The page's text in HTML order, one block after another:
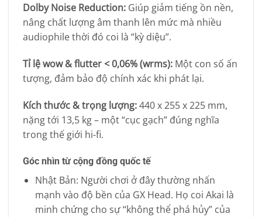
Dolby Noise Reduction: Giúp giảm tiếng ồn nền,
nâng chất lượng âm thanh lên mức mà nhiều
audiophile thời đó coi là “kỳ diệu”.
Tỉ lệ wow & flutter < 0,06% (wrms): Một con số ấn
tượng, đảm bảo độ chính xác khi phát lại.
Kích thước & trọng lượng:440 x 255 x 225 mm,
nặng tới 13,5 kg – một “cục gạch” đúng nghĩa
trong thế giới hi-fi.
Góc nhìn từ cộng đồng quốc tế
Nhật Bản: Người chơi ở đây thường nhấn
mạnh vào độ bền của GX Head. Họ coi Akai là
minh chứng cho sự “không thể phá hủy” của